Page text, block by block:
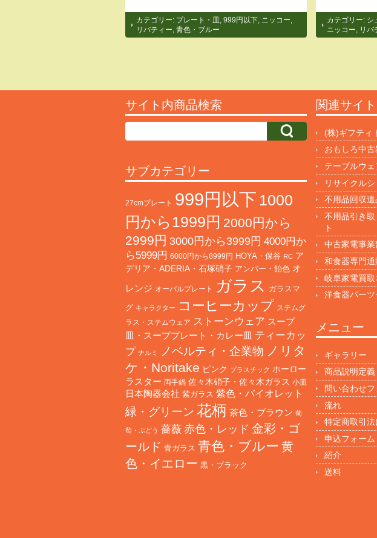
カテゴリー: プレート・皿 999円以下 ニッコー
リバティー 青色・ブルー
カテゴリー: シ
ニッコー
リバ
サイト内商品検索 関連サイト
(株)ギフティ
おもしろ中
テーブルウ
リサイクル
不用品回収
不用品引き
ト
中古家電事
和食器専門通
岐阜家電買取
洋食器パーツ
サブカテゴリー
27cmプレート 999円以下 1000
円から1999円 2000円から
2999円 3000円から3999円 4000円か
ら5999円 6000円から8999円 HOYA・保谷 RC ア
デリア・ADERIA・石塚硝子 アンバー・飴色 オ
レンジ オーバルプレート ガラス ガラスマ
グ キャラクター コーヒーカップ ステムグ
ラス・ステムウェア ストーンウェア スープ
皿・スーププレート・カレー皿 ティーカッ
プ ナルミ ノベルティ・企業物 ノリタ
ケ・Noritake ピンク プラスチック ホーロー
ラスター 両手鍋 佐々木硝子・佐々木ガラス 小皿
日本陶器会社 紫ガラス 紫色・バイオレット
緑・グリーン 花柄 茶色・ブラウン 葡
萄・ぶどう 薔薇 赤色・レッド 金彩・ゴ
ールド 青ガラス 青色・ブルー 黄
色・イエロー 黒・ブラック
メニュー
ギャラリー
商品説明定義
問い合わせフ
流れ
特定商取引
申込フォーム
紹介
送料